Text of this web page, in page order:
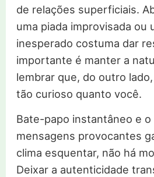
de relações superficiais.
uma piada improvisada ou
inesperado costuma dar
importante é manter a
lembrar que, do outro
tão curioso quanto você.
Bate-papo instantâneo e
mensagens provocantes
clima esquentar, não há
Deixar a autenticidade